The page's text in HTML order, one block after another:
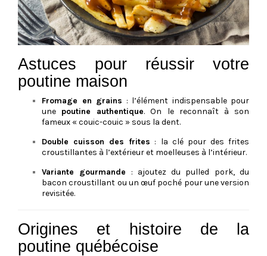
Astuces pour réussir votre
poutine maison
Fromage en grains : l’élément indispensable pour
une poutine authentique. On le reconnaît à son
fameux « couic-couic » sous la dent.
Double cuisson des frites : la clé pour des frites
croustillantes à l’extérieur et moelleuses à l’intérieur.
Variante gourmande : ajoutez du pulled pork, du
bacon croustillant ou un œuf poché pour une version
revisitée.
Origines et histoire de la
poutine québécoise